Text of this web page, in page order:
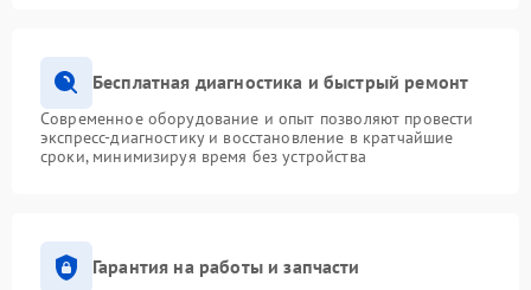
Бесплатная диагностика и быстрый ремонт
Современное оборудование и опыт позволяют провести
экспресс-диагностику и восстановление в кратчайшие
сроки, минимизируя время без устройства
Гарантия на работы и запчасти